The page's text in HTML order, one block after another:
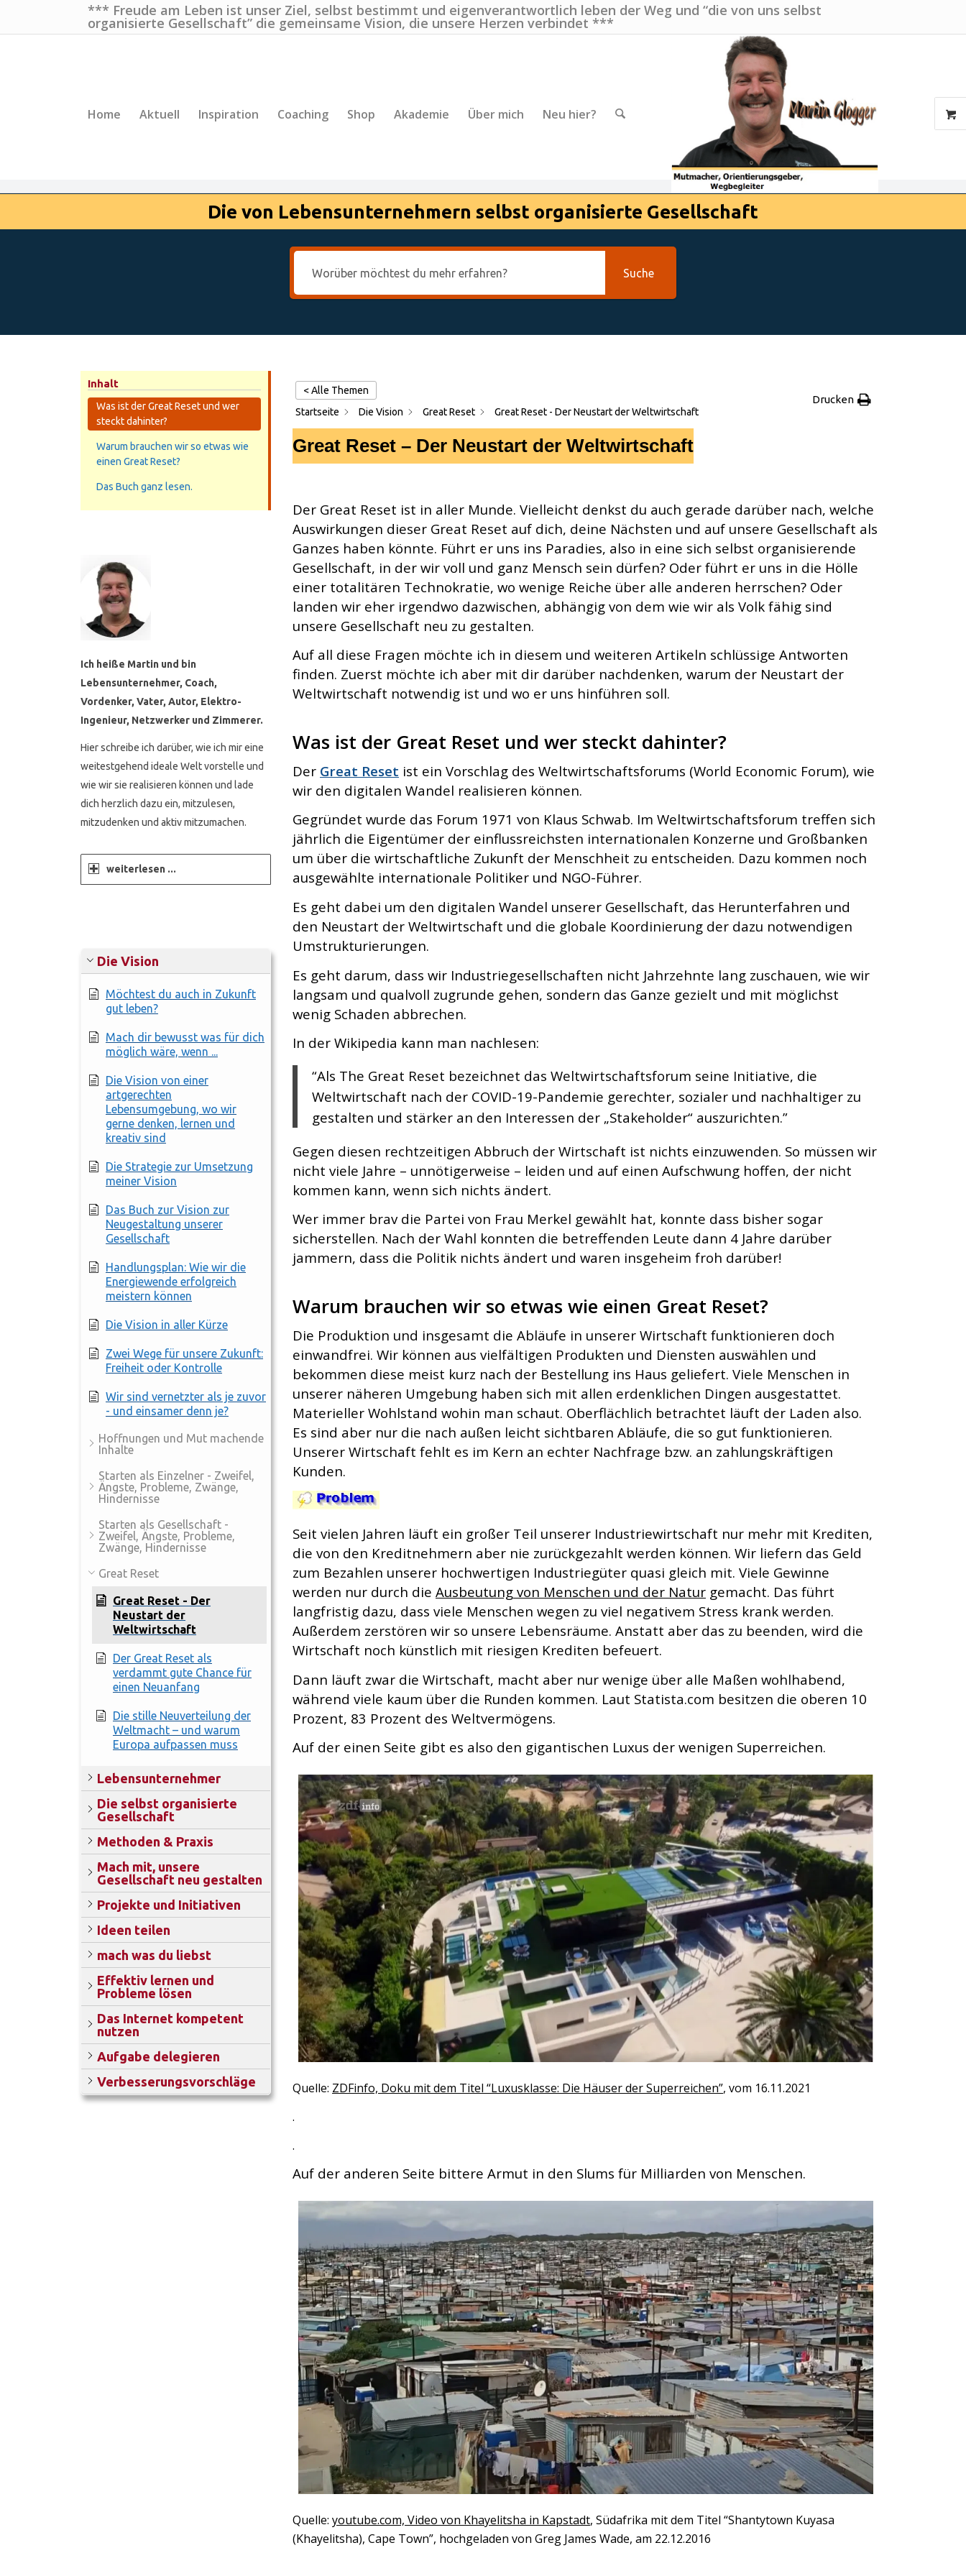
*** Freude am Leben ist unser Ziel, selbst bestimmt und eigenverantwortlich leben der Weg und “die von uns selbst
organisierte Gesellschaft” die gemeinsame Vision, die unsere Herzen verbindet ***
Home Aktuell Inspiration Coaching Shop Akademie Über mich Neu hier?
Die von Lebensunternehmern selbst organisierte Gesellschaft
Suche
Inhalt
Was ist der Great Reset und wer
steckt dahinter?
Warum brauchen wir so etwas wie
einen Great Reset?
Das Buch ganz lesen.
Ich heiße Martin und bin
Lebensunternehmer, Coach,
Vordenker, Vater, Autor, Elektro-
Ingenieur, Netzwerker und Zimmerer.
Hier schreibe ich darüber, wie ich mir eine
weitestgehend ideale Welt vorstelle und
wie wir sie realisieren können und lade
dich herzlich dazu ein, mitzulesen,
mitzudenken und aktiv mitzumachen.
weiterlesen ...
Die Vision
Möchtest du auch in Zukunft
gut leben?
Mach dir bewusst was für dich
möglich wäre, wenn ...
Die Vision von einer
artgerechten
Lebensumgebung, wo wir
gerne denken, lernen und
kreativ sind
Die Strategie zur Umsetzung
meiner Vision
Das Buch zur Vision zur
Neugestaltung unserer
Gesellschaft
Handlungsplan: Wie wir die
Energiewende erfolgreich
meistern können
Die Vision in aller Kürze
Zwei Wege für unsere Zukunft:
Freiheit oder Kontrolle
Wir sind vernetzter als je zuvor
- und einsamer denn je?
Hoffnungen und Mut machende
Inhalte
Starten als Einzelner - Zweifel,
Ängste, Probleme, Zwänge,
Hindernisse
Starten als Gesellschaft -
Zweifel, Ängste, Probleme,
Zwänge, Hindernisse
Great Reset
Great Reset - Der
Neustart der
Weltwirtschaft
Der Great Reset als
verdammt gute Chance für
einen Neuanfang
Die stille Neuverteilung der
Weltmacht – und warum
Europa aufpassen muss
Lebensunternehmer
Die selbst organisierte
Gesellschaft
Methoden & Praxis
Mach mit, unsere
Gesellschaft neu gestalten
Projekte und Initiativen
Ideen teilen
mach was du liebst
Effektiv lernen und
Probleme lösen
Das Internet kompetent
nutzen
Aufgabe delegieren
Verbesserungsvorschläge
< Alle Themen
Startseite
Die Vision Great Reset Great Reset - Der Neustart der Weltwirtschaft
Drucken
Great Reset – Der Neustart der Weltwirtschaft
Der Great Reset ist in aller Munde. Vielleicht denkst du auch gerade darüber nach, welche
Auswirkungen dieser Great Reset auf dich, deine Nächsten und auf unsere Gesellschaft als
Ganzes haben könnte. Führt er uns ins Paradies, also in eine sich selbst organisierende
Gesellschaft, in der wir voll und ganz Mensch sein dürfen? Oder führt er uns in die Hölle
einer totalitären Technokratie, wo wenige Reiche über alle anderen herrschen? Oder
landen wir eher irgendwo dazwischen, abhängig von dem wie wir als Volk fähig sind
unsere Gesellschaft neu zu gestalten.
Auf all diese Fragen möchte ich in diesem und weiteren Artikeln schlüssige Antworten
finden. Zuerst möchte ich aber mit dir darüber nachdenken, warum der Neustart der
Weltwirtschaft notwendig ist und wo er uns hinführen soll.
Was ist der Great Reset und wer steckt dahinter?
Der Great Reset ist ein Vorschlag des Weltwirtschaftsforums (World Economic Forum), wie
wir den digitalen Wandel realisieren können.
Gegründet wurde das Forum 1971 von Klaus Schwab. Im Weltwirtschaftsforum treffen sich
jährlich die Eigentümer der einflussreichsten internationalen Konzerne und Großbanken
um über die wirtschaftliche Zukunft der Menschheit zu entscheiden. Dazu kommen noch
ausgewählte internationale Politiker und NGO-Führer.
Es geht dabei um den digitalen Wandel unserer Gesellschaft, das Herunterfahren und
den Neustart der Weltwirtschaft und die globale Koordinierung der dazu notwendigen
Umstrukturierungen.
Es geht darum, dass wir Industriegesellschaften nicht Jahrzehnte lang zuschauen, wie wir
langsam und qualvoll zugrunde gehen, sondern das Ganze gezielt und mit möglichst
wenig Schaden abbrechen.
In der Wikipedia kann man nachlesen:
“Als The Great Reset bezeichnet das Weltwirtschaftsforum seine Initiative, die
Weltwirtschaft nach der COVID-19-Pandemie gerechter, sozialer und nachhaltiger zu
gestalten und stärker an den Interessen der „Stakeholder“ auszurichten.”
Gegen diesen rechtzeitigen Abbruch der Wirtschaft ist nichts einzuwenden. So müssen wir
nicht viele Jahre – unnötigerweise – leiden und auf einen Aufschwung hoffen, der nicht
kommen kann, wenn sich nichts ändert.
Wer immer brav die Partei von Frau Merkel gewählt hat, konnte dass bisher sogar
sicherstellen. Nach der Wahl konnten die betreffenden Leute dann 4 Jahre darüber
jammern, dass die Politik nichts ändert und waren insgeheim froh darüber!
Warum brauchen wir so etwas wie einen Great Reset?
Die Produktion und insgesamt die Abläufe in unserer Wirtschaft funktionieren doch
einwandfrei. Wir können aus vielfältigen Produkten und Diensten auswählen und
bekommen diese meist kurz nach der Bestellung ins Haus geliefert. Viele Menschen in
unserer näheren Umgebung haben sich mit allen erdenklichen Dingen ausgestattet.
Materieller Wohlstand wohin man schaut. Oberflächlich betrachtet läuft der Laden also.
Es sind aber nur die nach außen leicht sichtbaren Abläufe, die so gut funktionieren.
Unserer Wirtschaft fehlt es im Kern an echter Nachfrage bzw. an zahlungskräftigen
Kunden.
Seit vielen Jahren läuft ein großer Teil unserer Industriewirtschaft nur mehr mit Krediten,
die von den Kreditnehmern aber nie zurückgezahlt werden können. Wir liefern das Geld
zum Bezahlen unserer hochwertigen Industriegüter quasi gleich mit. Viele Gewinne
werden nur durch die Ausbeutung von Menschen und der Natur gemacht. Das führt
langfristig dazu, dass viele Menschen wegen zu viel negativem Stress krank werden.
Außerdem zerstören wir so unsere Lebensräume. Anstatt aber das zu beenden, wird die
Wirtschaft noch künstlich mit riesigen Krediten befeuert.
Dann läuft zwar die Wirtschaft, macht aber nur wenige über alle Maßen wohlhabend,
während viele kaum über die Runden kommen. Laut Statista.com besitzen die oberen 10
Prozent, 83 Prozent des Weltvermögens.
Auf der einen Seite gibt es also den gigantischen Luxus der wenigen Superreichen.
Quelle: ZDFinfo, Doku mit dem Titel “Luxusklasse: Die Häuser der Superreichen”, vom 16.11.2021
.
.
Auf der anderen Seite bittere Armut in den Slums für Milliarden von Menschen.
Quelle: youtube.com, Video von Khayelitsha in Kapstadt, Südafrika mit dem Titel “Shantytown Kuyasa
(Khayelitsha), Cape Town”, hochgeladen von Greg James Wade, am 22.12.2016